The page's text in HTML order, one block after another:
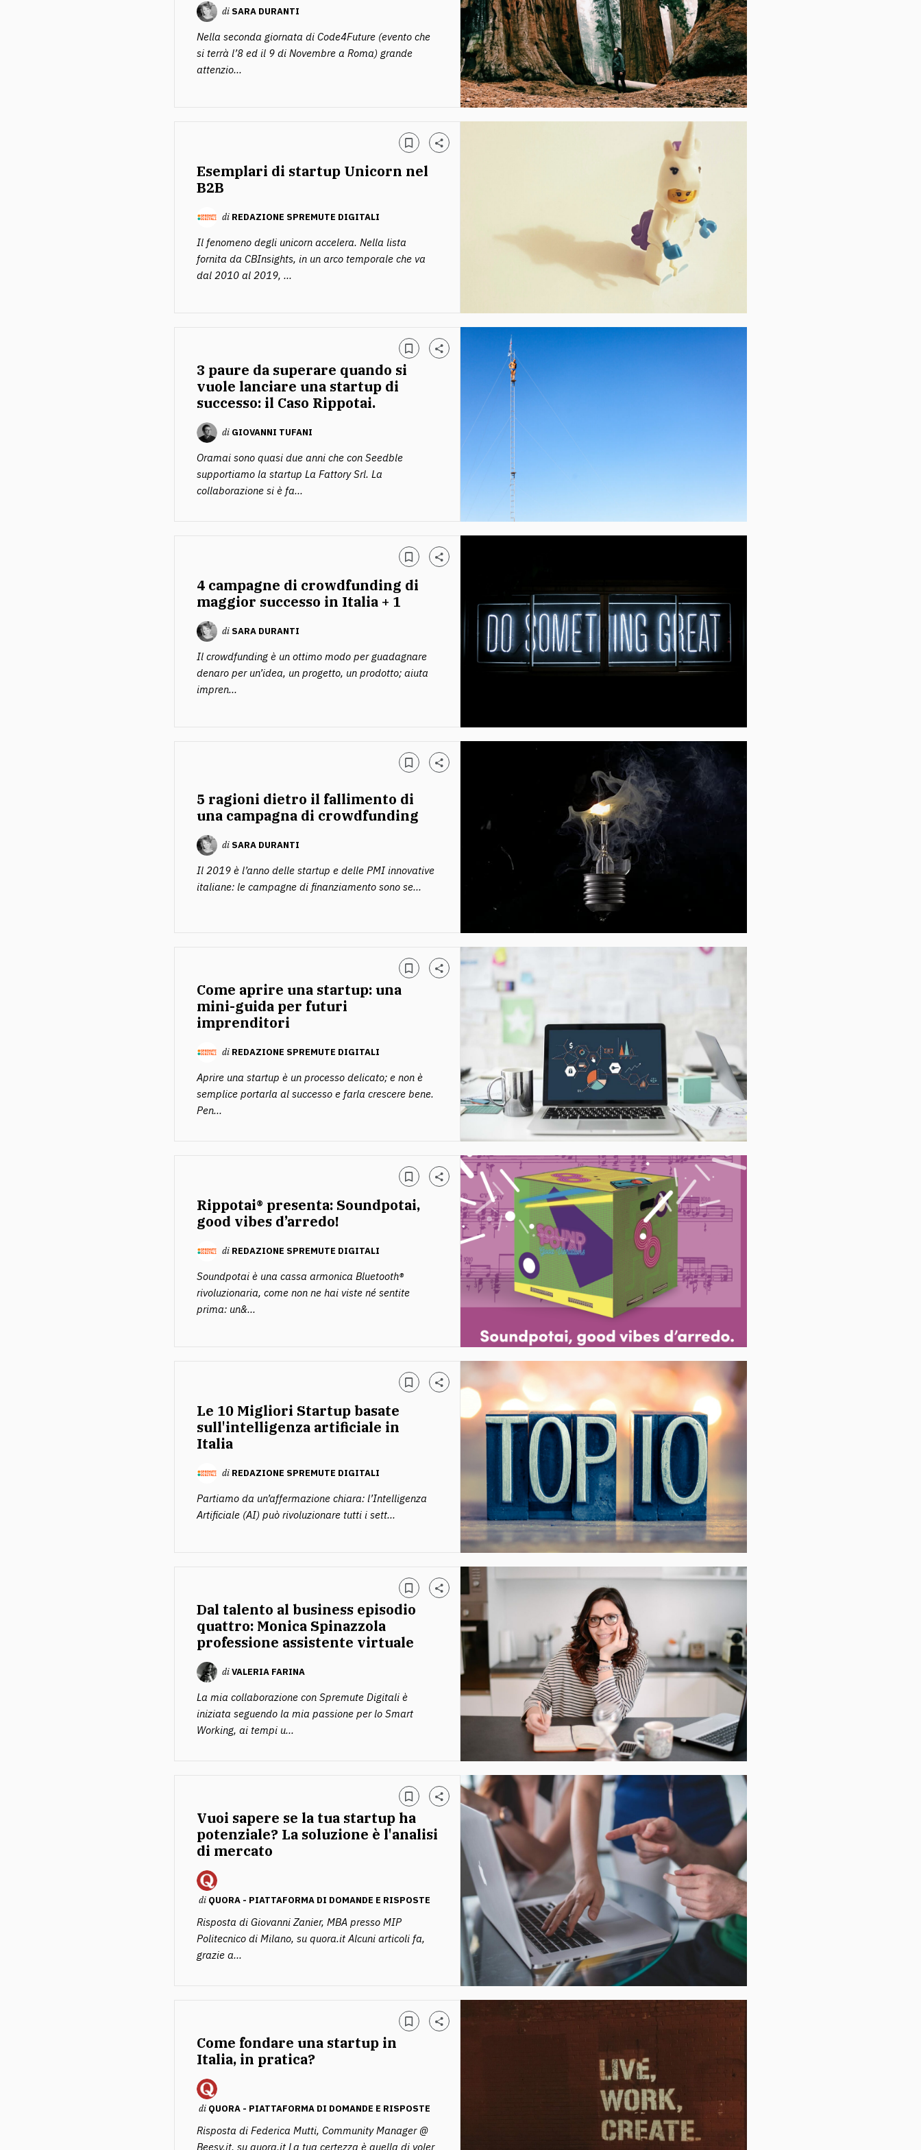
di SARA DURANTI
Nella seconda giornata di Code4Future (evento che
si terrà l’8 ed il 9 di Novembre a Roma) grande
attenzio...
Esemplari di startup Unicorn nel
B2B
di REDAZIONE SPREMUTE DIGITALI
Il fenomeno degli unicorn accelera. Nella lista
fornita da CBInsights, in un arco temporale che va
dal 2010 al 2019, ...
3 paure da superare quando si
vuole lanciare una startup di
successo: il Caso Rippotai.
di GIOVANNI TUFANI
Oramai sono quasi due anni che con Seedble
supportiamo la startup La Fattory Srl. La
collaborazione si è fa...
4 campagne di crowdfunding di
maggior successo in Italia + 1
di SARA DURANTI
Il crowdfunding è un ottimo modo per guadagnare
denaro per un’idea, un progetto, un prodotto; aiuta
impren...
5 ragioni dietro il fallimento di
una campagna di crowdfunding
di SARA DURANTI
Il 2019 è l’anno delle startup e delle PMI innovative
italiane: le campagne di finanziamento sono se...
Come aprire una startup: una
mini-guida per futuri
imprenditori
di REDAZIONE SPREMUTE DIGITALI
Aprire una startup è un processo delicato; e non è
semplice portarla al successo e farla crescere bene.
Pen...
Rippotai® presenta: Soundpotai,
good vibes d’arredo!
di REDAZIONE SPREMUTE DIGITALI
Soundpotai è una cassa armonica Bluetooth®
rivoluzionaria, come non ne hai viste né sentite
prima: un&...
Le 10 Migliori Startup basate
sull'intelligenza artificiale in
Italia
di REDAZIONE SPREMUTE DIGITALI
Partiamo da un’affermazione chiara: l’Intelligenza
Artificiale (AI) può rivoluzionare tutti i sett...
Dal talento al business episodio
quattro: Monica Spinazzola
professione assistente virtuale
diVALERIA FARINA
La mia collaborazione con Spremute Digitali è
iniziata seguendo la mia passione per lo Smart
Working, ai tempi u...
Vuoi sapere se la tua startup ha
potenziale? La soluzione è l'analisi
di mercato
di QUORA - PIATTAFORMA DI DOMANDE E RISPOSTE
Risposta di Giovanni Zanier, MBA presso MIP
Politecnico di Milano, su quora.it Alcuni articoli fa,
grazie a...
Come fondare una startup in
Italia, in pratica?
di QUORA - PIATTAFORMA DI DOMANDE E RISPOSTE
Risposta di Federica Mutti, Community Manager @
Beesy.it, su quora.it La tua certezza è quella di voler